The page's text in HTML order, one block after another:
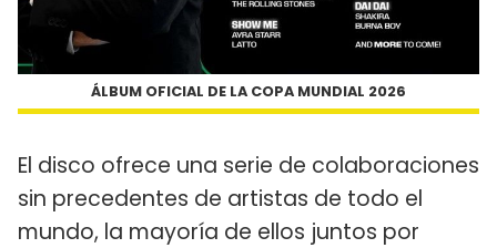
ÁLBUM OFICIAL DE LA COPA MUNDIAL 2026
El disco ofrece una serie de colaboraciones
sin precedentes de artistas de todo el
mundo, la mayoría de ellos juntos por